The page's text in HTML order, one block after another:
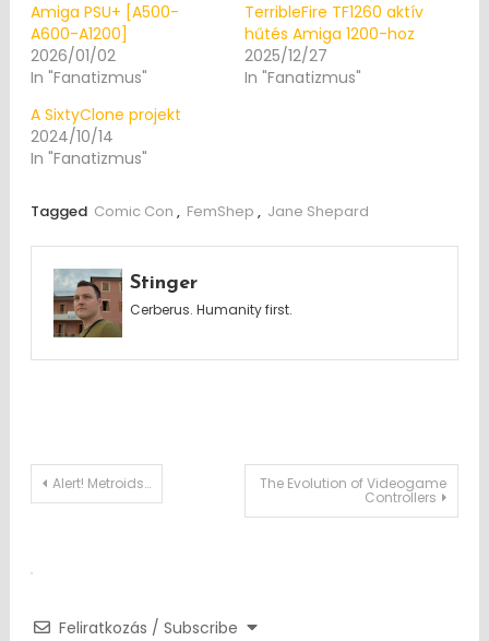
Amiga PSU+ [A500-
A600-A1200]
2026/01/02
In "Fanatizmus"
TerribleFire TF1260 aktív
hűtés Amiga 1200-hoz
2025/12/27
In "Fanatizmus"
A SixtyClone projekt
2024/10/14
In "Fanatizmus"
Tagged Comic Con , FemShep , Jane Shepard
Stinger
Cerberus. Humanity first.
Post
Alert! Metroids… The Evolution of Videogame
Controllers
Feliratkozás / Subscribe